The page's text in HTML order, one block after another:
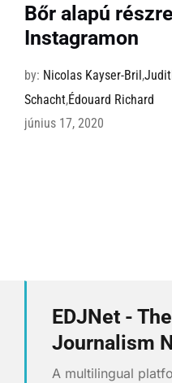
Bőr alapú
Instagramon
by: Nicolas Kayser-Bril,
Schacht,Édouard Richard
június 17, 2020
EDJNet -
Journalism
A multilingual